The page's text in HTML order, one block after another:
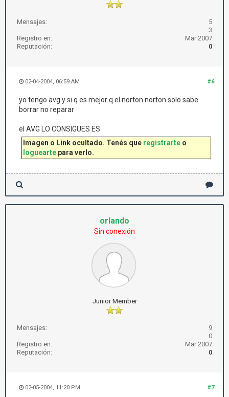
Mensajes:
5
3
Registro en:
Mar 2007
Reputación:
0
#6
02-04-2004, 06:59 AM
yo tengo avg y si q es mejor q el norton norton solo sabe
borrar no reparar
el AVG LO CONSIGUES ES
Imagen o Link ocultado. Tenés que registrarte o
loguearte para verlo.
orlando
Sin conexión
Junior Member
Mensajes:
9
0
Registro en:
Mar 2007
Reputación:
0
#7
02-05-2004, 11:20 PM